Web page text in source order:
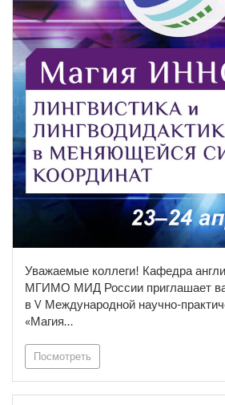
Уважаемые коллеги! Кафедра
МГИМО МИД России приглашает
в V Международной научно-
«Магия...
Посмотреть